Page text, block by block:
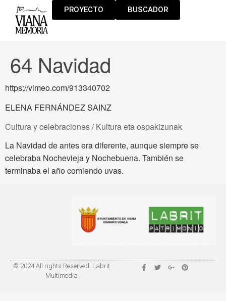
PROYECTO BUSCADOR
64 Navidad
https://vimeo.com/913340702
ELENA FERNÁNDEZ SAINZ
Cultura y celebraciones / Kultura eta ospakizunak
La Navidad de antes era diferente, aunque siempre se
celebraba Nochevieja y Nochebuena. También se
terminaba el año comiendo uvas.
© 2024 All rights Reserved. Labrit
Multimedia